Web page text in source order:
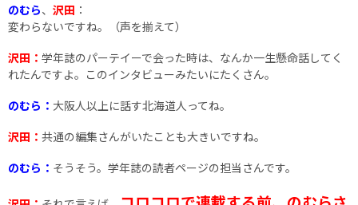
のむら、 沢田 ：
変わらないですね。（声を揃えて）
沢田： 学年誌のパーテイーで会った時は、なんか一生懸命話してく
れたんですよ。このインタビューみたいにたくさん。
のむら： 大阪人以上に話す北海道人ってね。
沢田： 共通の編集さんがいたことも大きいですね。
のむら： そうそう。学年誌の読者ページの担当さんです。